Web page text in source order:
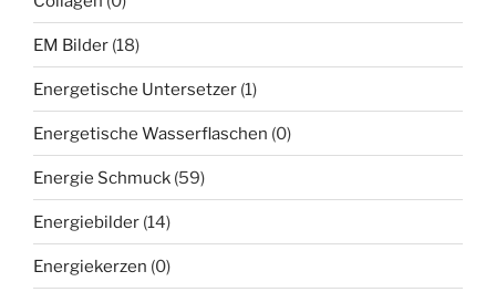
EM Bilder (18)
Energetische Untersetzer (1)
Energetische Wasserflaschen (0)
Energie Schmuck (59)
Energiebilder (14)
Energiekerzen (0)